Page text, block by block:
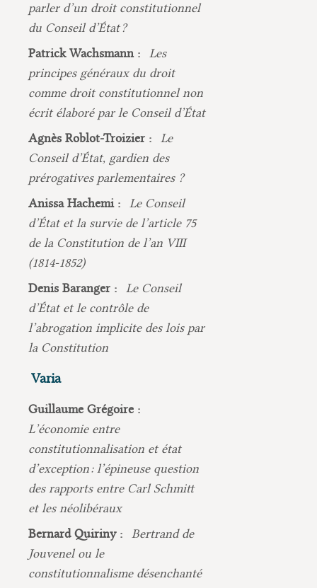
parler d’un droit constitutionnel
du Conseil d’État ?
Patrick Wachsmann :
Les
principes généraux du droit
comme droit constitutionnel non
écrit élaboré par le Conseil d’État
Agnès Roblot-Troizier :
Le
Conseil d’État, gardien des
prérogatives parlementaires ?
Anissa Hachemi :
Le Conseil
d’État et la survie de l’article 75
de la Constitution de l’an VIII
(1814-1852)
Denis Baranger :
Le Conseil
d’État et le contrôle de
l’abrogation implicite des lois par
la Constitution
Varia
Guillaume Grégoire :
L’économie entre
constitutionnalisation et état
d’exception : l’épineuse question
des rapports entre Carl Schmitt
et les néolibéraux
Bernard Quiriny :
Bertrand de
Jouvenel ou le
constitutionnalisme désenchanté